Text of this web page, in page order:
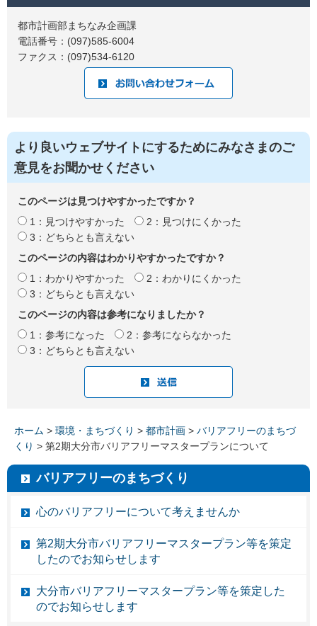
都市計画部まちなみ企画課
電話番号：(097)585-6004
ファクス：(097)534-6120
より良いウェブサイトにするためにみなさまのご
意見をお聞かせください
このページは見つけやすかったですか？
1：見つけやすかった
2：見つけにくかった
3：どちらとも言えない
このページの内容はわかりやすかったですか？
1：わかりやすかった
2：わかりにくかった
3：どちらとも言えない
このページの内容は参考になりましたか？
1：参考になった
2：参考にならなかった
3：どちらとも言えない
ホーム > 環境・まちづくり > 都市計画 > バリアフリーのまちづ
くり > 第2期大分市バリアフリーマスタープランについて
バリアフリーのまちづくり
心のバリアフリーについて考えませんか
第2期大分市バリアフリーマスタープラン等を策定
したのでお知らせします
大分市バリアフリーマスタープラン等を策定した
のでお知らせします